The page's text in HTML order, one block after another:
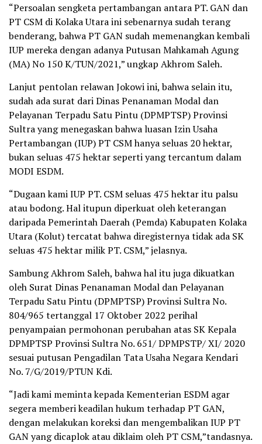
“Persoalan sengketa pertambangan antara PT. GAN dan
PT CSM di Kolaka Utara ini sebenarnya sudah terang
benderang, bahwa PT GAN sudah memenangkan kembali
IUP mereka dengan adanya Putusan Mahkamah Agung
(MA) No 150 K/TUN/2021,” ungkap Akhrom Saleh.
Lanjut pentolan relawan Jokowi ini, bahwa selain itu,
sudah ada surat dari Dinas Penanaman Modal dan
Pelayanan Terpadu Satu Pintu (DPMPTSP) Provinsi
Sultra yang menegaskan bahwa luasan Izin Usaha
Pertambangan (IUP) PT CSM hanya seluas 20 hektar,
bukan seluas 475 hektar seperti yang tercantum dalam
MODI ESDM.
“Dugaan kami IUP PT. CSM seluas 475 hektar itu palsu
atau bodong. Hal itupun diperkuat oleh keterangan
daripada Pemerintah Daerah (Pemda) Kabupaten Kolaka
Utara (Kolut) tercatat bahwa diregisternya tidak ada SK
seluas 475 hektar milik PT. CSM,” jelasnya.
Sambung Akhrom Saleh, bahwa hal itu juga dikuatkan
oleh Surat Dinas Penanaman Modal dan Pelayanan
Terpadu Satu Pintu (DPMPTSP) Provinsi Sultra No.
804/965 tertanggal 17 Oktober 2022 perihal
penyampaian permohonan perubahan atas SK Kepala
DPMPTSP Provinsi Sultra No. 651/ DPMPSTP/ XI/ 2020
sesuai putusan Pengadilan Tata Usaha Negara Kendari
No. 7/G/2019/PTUN Kdi.
“Jadi kami meminta kepada Kementerian ESDM agar
segera memberi keadilan hukum terhadap PT GAN,
dengan melakukan koreksi dan mengembalikan IUP PT
GAN yang dicaplok atau diklaim oleh PT CSM,”tandasnya.